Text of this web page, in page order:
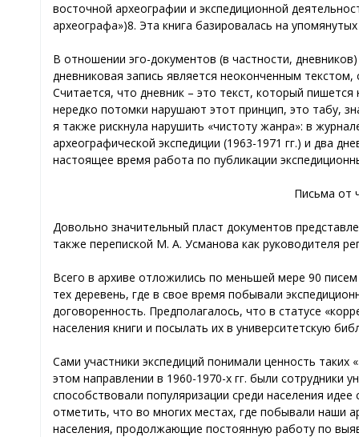
восточной археографии и экспедиционной
археографа»)8. Эта книга базировалась на
В отношении эго-документов (в частности,
дневниковая запись является неоконченным
Считается, что дневник – это текст, который
нередко потомки нарушают этот принцип, это табу,
я также рискнула нарушить «чистоту жанра»: в
археографической экспедиции (1963-1971 гг.) и два
настоящее время работа по публикации
Письма от
Довольно значительный пласт документов
также перепиской М. А. Усманова как руководителя
Всего в архиве отложились по меньшей мере 90
тех деревень, где в свое время побывали
договоренность. Предполагалось, что в статусе
населения книги и посылать их в университетскую
Сами участники экспедиций понимали ценность
этом направлении в 1960-1970-х гг. были сотрудники
способствовали популяризации среди населения
отметить, что во многих местах, где побывали наши
населения, продолжающие постоянную работу по